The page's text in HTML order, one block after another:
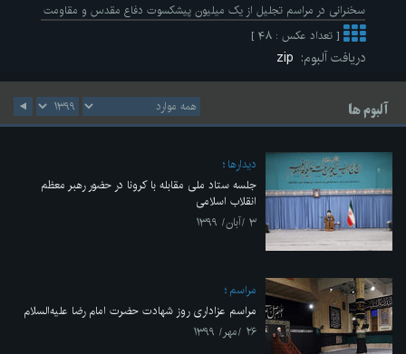
سخنرانی در مراسم تجلیل از یک میلیون پیشکسوت دفاع مقدس و مقاومت
[ تعداد عکس : ۴۸ ]
دریافت آلبوم:
آلبوم ها
ديدارها
جلسه ستاد ملی مقابله با کرونا در حضور رهبر معظم
انقلاب اسلامی
۳ /آبان/ ۱۳۹۹
مراسم
مراسم عزاداری روز شهادت حضرت امام رضا علیه‌السلام
۲۶ /مهر/ ۱۳۹۹